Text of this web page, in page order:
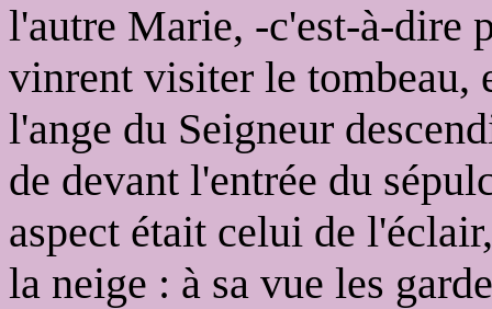
l'autre Marie, -c'est-à-dire
vinrent visiter le tombeau,
l'ange du Seigneur
de devant l'entrée du
aspect était celui de
la neige : à sa vue les